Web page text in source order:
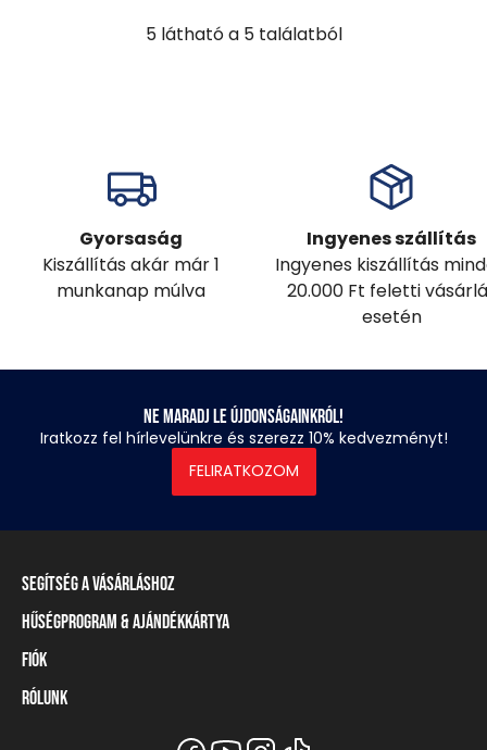
5látható a 5találatból
Gyorsaság
Kiszállítás akár már 1
munkanap múlva
Ingyenes szállítás
Ingyenes kiszállítás
20.000 Ft feletti
esetén
Ne maradj le újdonságainkról!
Iratkozz fel hírlevelünkre és szerezz 10% kedvezményt!
FELIRATKOZOM
Segítség a vásárláshoz
Szállítási információ
Fizetési módok
Mérettáblázat
Üzleteink és viszonteladók
Hűségprogram & Ajándékkártya
Törzsvásárlói program
Ajándékkártya
Fiók
Belépés / Regisztráció
Rólunk
A Heavy Tools márka